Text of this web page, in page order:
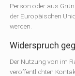
Person oder aus
der Europäischen
werden.
Widerspruch
Der Nutzung von im
veröffentlichten